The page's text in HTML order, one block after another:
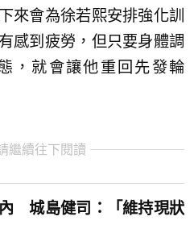
來會為徐若熙安排強化訓
感到疲勞，但只要身體調
，就會讓他重回先發輪
繼續往下閱讀
城島健司：「維持現狀